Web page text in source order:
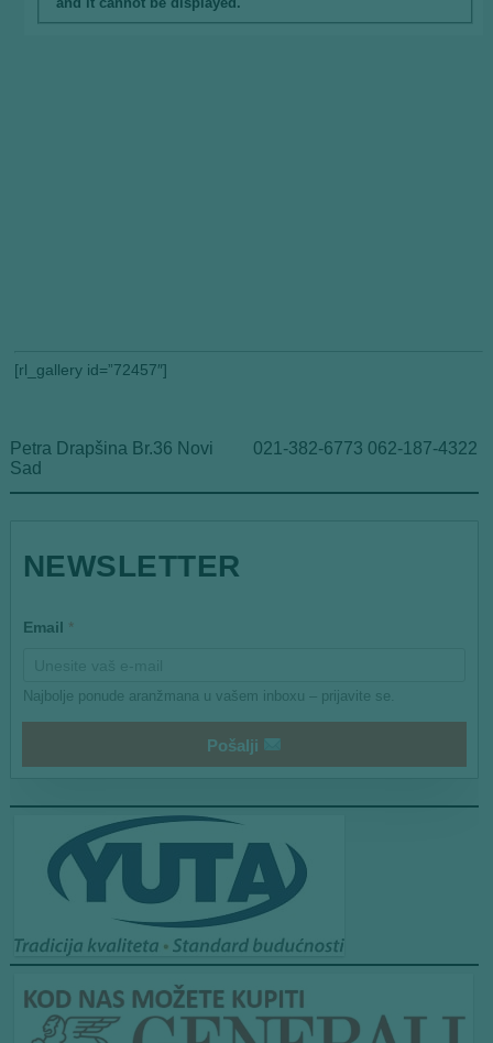
[rl_gallery id=”72457″]
Petra Drapšina Br.36 Novi
Sad
021-382-6773 062-187-4322
NEWSLETTER
E
i
l
Email *
Najbolje ponude aranžmana u vašem inboxu – prijavite se.
Pošalji